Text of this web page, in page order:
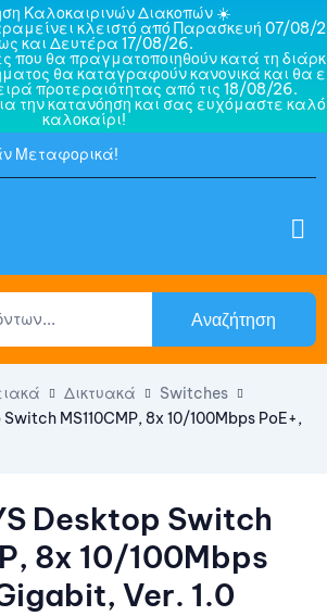
Καλοκαιρινών Διακοπών ☀️
κλειστό από Παρασκευή 07/08/2
και Δευτέρα 17/08/26.
που θα πραγματοποιηθούν κατά τη διάρκ
θα καταγραφούν κανονικά και θα ε
προτεραιότητας από τις 18/08/26.
την κατανόηση και σας ευχόμαστε καλό
καλοκαίρι!
Μεταφορικά!
Αναζήτηση
Δικτυακά
Switches
MS110CMP, 8x 10/100Mbps PoE+,
Desktop Switch
8x 10/100Mbps
Ver. 1.0